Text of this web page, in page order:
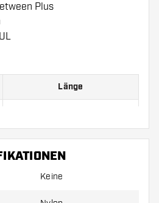
Plus
Länge
34.00 mm
Keine